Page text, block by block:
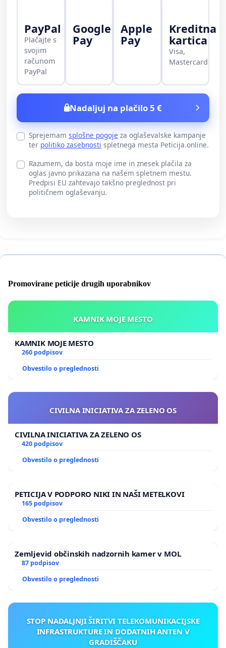
PayPal
Plačajte s
svojim
računom
PayPal
Google
Pay
Apple
Pay
Kreditna
kartica
Visa,
Mastercard
Nadaljuj na plačilo 5 €
Sprejemam splošne pogoje za oglaševalske kampanje
ter politiko zasebnosti spletnega mesta Peticija.online.
Razumem, da bosta moje ime in znesek plačila za
oglas javno prikazana na našem spletnem mestu.
Predpisi EU zahtevajo takšno preglednost pri
političnem oglaševanju.
Promovirane peticije drugih uporabnikov
KAMNIK MOJE MESTO
KAMNIK MOJE MESTO
260 podpisov
Obvestilo o preglednosti
CIVILNA INICIATIVA ZA ZELENO OS
CIVILNA INICIATIVA ZA ZELENO OS
420 podpisov
Obvestilo o preglednosti
PETICIJA V PODPORO NIKI IN NAŠI METELKOVI
165 podpisov
Obvestilo o preglednosti
Zemljevid občinskih nadzornih kamer v MOL
87 podpisov
Obvestilo o preglednosti
STOP NADALJNJI ŠIRITVI TELEKOMUNIKACIJSKE
INFRASTRUKTURE IN DODATNIH ANTEN V
GRADIŠČAKU